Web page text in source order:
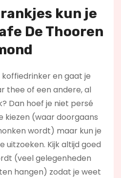
kun je
De Thooren
en gaat je
thee of een andere, al
Dan hoef je niet persé
kiezen (waar doorgaans
wordt) maar kun je
uitzoeken. Kijk altijd goed
(veel gelegenheden
hangen) zodat je weet